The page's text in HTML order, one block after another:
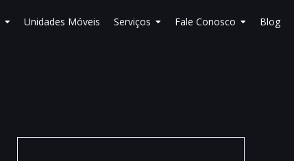
Unidades Móveis Serviços Fale Conosco Blog